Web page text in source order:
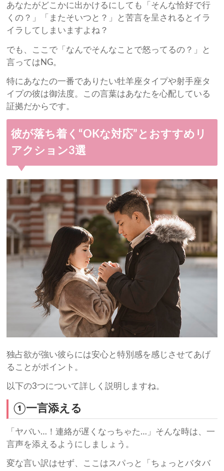
あなたがどこかに出かけるにしても「そんな恰好で行
くの？」「またそいつと？」と苦言を呈されるとイラ
イラしてしまいますよね？
でも、ここで「なんでそんなことで怒ってるの？」と
言ってはNG。
特にあなたの一番でありたい牡羊座タイプや射手座タ
イプの彼は御法度。この言葉はあなたを心配している
証拠だからです。
彼が落ち着く“OKな対応”とおすすめリ
アクション3選
独占欲が強い彼らには安心と特別感を感じさせてあげ
ることがポイント。
以下の3つについて詳しく説明しますね。
①一言添える
「ヤバい…！連絡が遅くなっちゃた…」そんな時は、一
言声を添えるようにしましょう。
変な言い訳はせず、ここはスパっと「ちょっとバタバ